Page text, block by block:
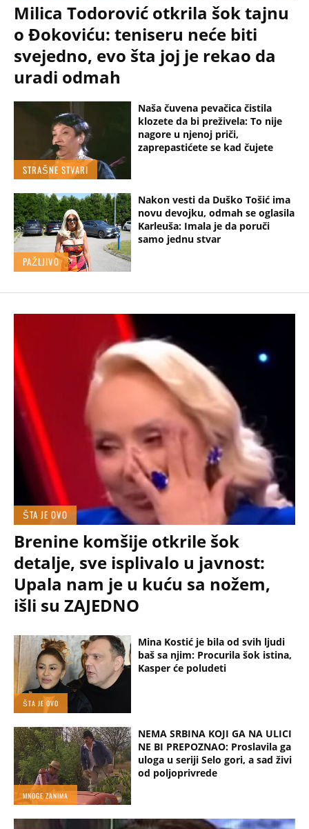
STRAŠNE STVARI
Naša čuvena pevačica čistila
klozete da bi preživela: To nije
nagore u njenoj priči,
zaprepastićete se kad čujete
PAŽLJIVO
Nakon vesti da Duško Tošić ima
novu devojku, odmah se oglasila
Karleuša: Imala je da poruči
samo jednu stvar
Milica Todorović otkrila šok tajnu
o Đokoviću: teniseru neće biti
svejedno, evo šta joj je rekao da
uradi odmah
ŠTA JE OVO
Brenine komšije otkrile šok
detalje, sve isplivalo u javnost:
Upala nam je u kuću sa nožem,
išli su ZAJEDNO
ŠTA JE OVO
Mina Kostić je bila od svih ljudi
baš sa njim: Procurila šok istina,
Kasper će poludeti
MNOGE ZANIMA
NEMA SRBINA KOJI GA NA ULICI
NE BI PREPOZNAO: Proslavila ga
uloga u seriji Selo gori, a sad živi
od poljoprivrede